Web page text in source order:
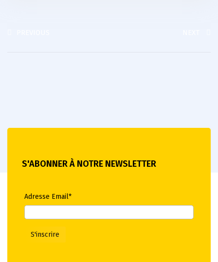
S'ABONNER À NOTRE NEWSLETTER
Adresse Email*